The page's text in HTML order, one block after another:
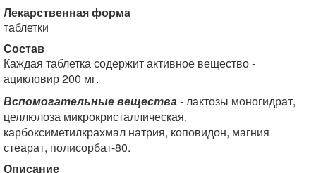
Лекарственная форма
таблетки
Состав
Каждая таблетка содержит активное вещество -
ацикловир 200 мг.
Вспомогательные вещества- лактозы моногидрат,
целлюлоза микрокристаллическая,
карбоксиметилкрахмал натрия, коповидон, магния
стеарат, полисорбат-80.
Описание